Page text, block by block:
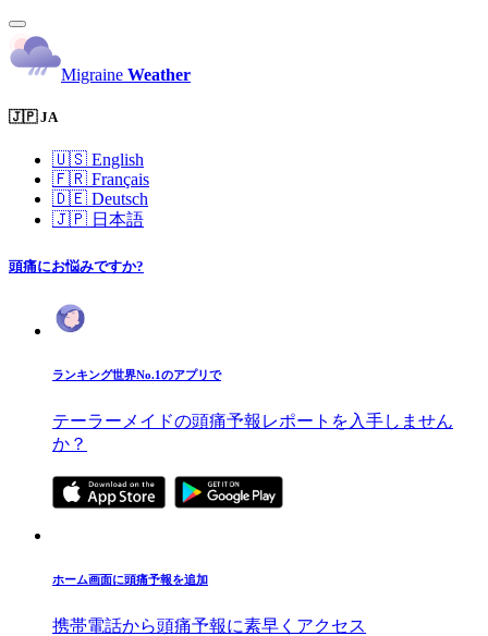
Migraine Weather
🇯🇵 JA
🇺🇸 English
🇫🇷 Français
🇩🇪 Deutsch
🇯🇵 日本語
頭痛にお悩みですか?
ランキング世界No.1のアプリで
テーラーメイドの頭痛予報レポートを入手しません
か？
ホーム画面に頭痛予報を追加
携帯電話から頭痛予報に素早くアクセス